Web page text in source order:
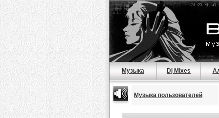
Музыка Dj Mixes
Музыка пользователей